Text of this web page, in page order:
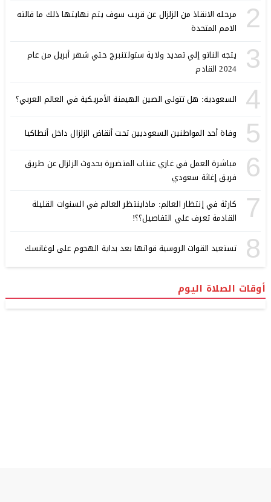
2
مرحله الانقاذ من الزلزال عن قريب سوف يتم نهايتها ذلك ما قالته
الامم المتحدة
3
يتجه الناتو إلي تمديد ولاية ستولتنبرج حتي شهر أبريل من عام
2024 القادم
4 السعودية: هل تتولى الصين الهيمنة الأمريكية في العالم العربي؟
5 وفاة أحد المواطنين السعوديين تحت أنقاض الزلزال داخل أنطاكيا
6
مباشرة العمل في غازي عنتاب المتضررة بحدوث الزلزال عن طريق
فريق إغاثة سعودي
7
كارثة في إنتظار العالم: ماذاينتظر العالم في السنوات القليلة
القادمة تعرف علي التفاصيل؟؟!
8 تستعيد القوات الروسية قواتها بعد بداية الهجوم على لوغانسك
أوقات الصلاة اليوم